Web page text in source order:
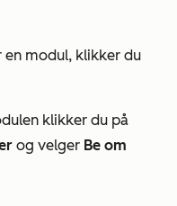
en modul, klikker du
klikker du på
og velger Be om